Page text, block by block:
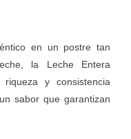
en un postre tan
la Leche Entera
y consistencia
sabor que garantizan